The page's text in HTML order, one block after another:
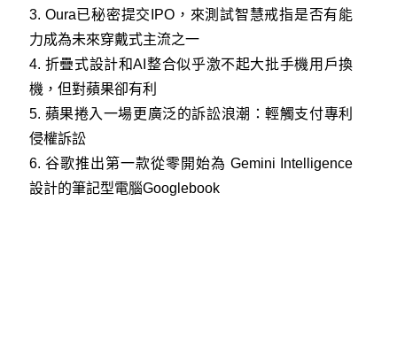
3. Oura已秘密提交IPO，來測試智慧戒指是否有能
力成為未來穿戴式主流之一
4. 折疊式設計和AI整合似乎激不起大批手機用戶換
機，但對蘋果卻有利
5. 蘋果捲入一場更廣泛的訴訟浪潮：輕觸支付專利
侵權訴訟
6.谷歌推出第一款從零開始為 Gemini Intelligence
設計的筆記型電腦Googlebook